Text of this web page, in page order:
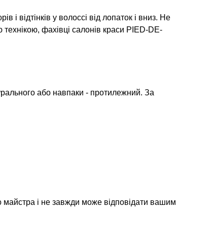
відтінків у волоссі від лопаток і вниз. Не
фахівці салонів краси PIED-DE-
або навпаки - протилежний. За
майстра і не завжди може відповідати вашим